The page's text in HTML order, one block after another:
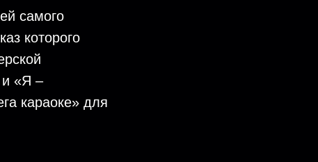
самого
которого
и «Я –
караоке» для